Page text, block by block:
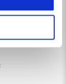
X in alto a